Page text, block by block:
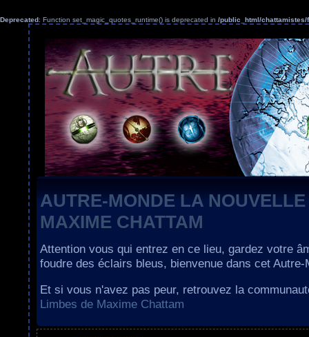
Deprecated: Function set_magic_quotes_runtime() is deprecated in /public_html/chattamistes/
AUTRE-MONDE LA
MAXIME CHATTAM
Attention vous qui entrez en ce lieu, gardez votre
foudre des éclairs bleus, bienvenue dans cet Autre-
Et si vous n'avez pas peur, retrouvez la
Limbes de Maxime Chattam